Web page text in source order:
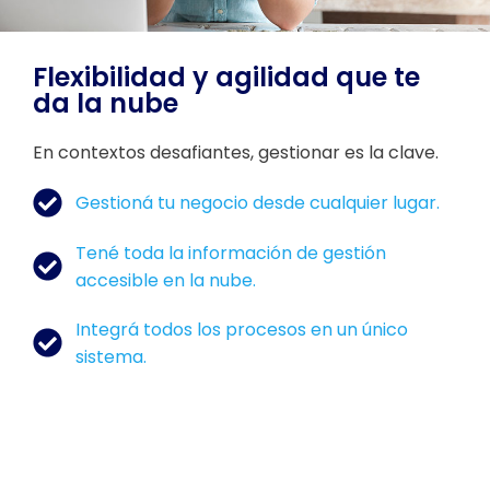
Flexibilidad y agilidad que te
da la nube
En contextos desafiantes, gestionar es la clave.
Gestioná tu negocio desde cualquier lugar.
Tené toda la información de gestión
accesible en la nube.
Integrá todos los procesos en un único
sistema.